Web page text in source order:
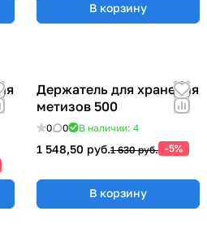
В корзину
Держатель для хранения
метизов 500
0 0 В наличии: 4
1 548,50 руб.1 630 руб. -5%
В корзину